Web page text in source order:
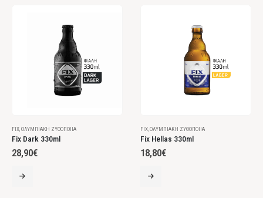
FIX ΟΛΥΜΠΙΑΚΉ ΖΥΘΟΠΟΙΊΑ
Fix Dark 330ml
28,90€
FIX ΟΛΥΜΠΙΑΚΉ ΖΥΘΟΠΟΙΊΑ
Fix Hellas 330ml
18,80€